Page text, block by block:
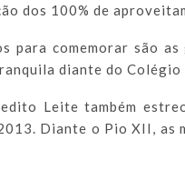
dos 100% de
para comemorar são
diante do
Leite também
Diante o Pio XII, as